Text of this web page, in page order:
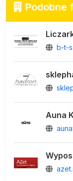
Podobne
b-t-
Auna